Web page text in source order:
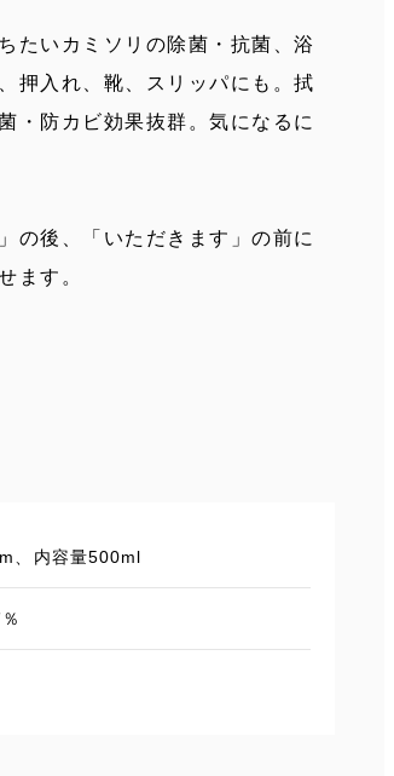
たいカミソリの除菌・抗菌、浴
押入れ、靴、スリッパにも。拭
・防カビ効果抜群。気になるに
の後、「いただきます」の前に
ます。
、内容量500ml